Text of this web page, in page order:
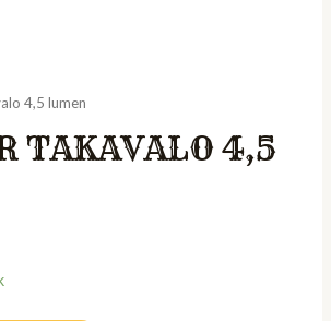
4,5 lumen
TAKAVALO 4,5